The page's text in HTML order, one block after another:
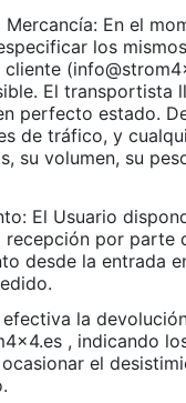
Mercancía: En el
los
cliente
El transportista
perfecto estado.
de tráfico, y
su volumen, su
El Usuario
por parte
desde la entrada
efectiva la
, indicando
el